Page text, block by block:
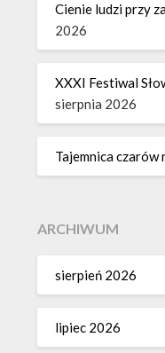
Cienie ludzi przy
2026
XXXI Festiwal
sierpnia 2026
Tajemnica czarów
ARCHIWUM
sierpień 2026
lipiec 2026